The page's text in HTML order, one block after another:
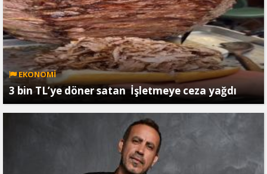
EKONOMİ
3 bin TL’ye döner satan İşletmeye ceza yağdı